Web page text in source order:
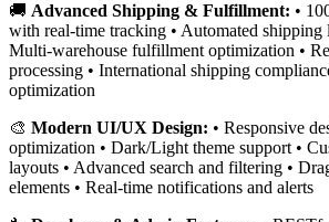
🚚 Advanced Shipping & Fulfillment: •
with real-time tracking • Automated shipping
Multi-warehouse fulfillment optimization •
processing • International shipping
optimization
🎨 Modern UI/UX Design: • Responsive
optimization • Dark/Light theme support •
layouts • Advanced search and filtering •
elements • Real-time notifications and alerts